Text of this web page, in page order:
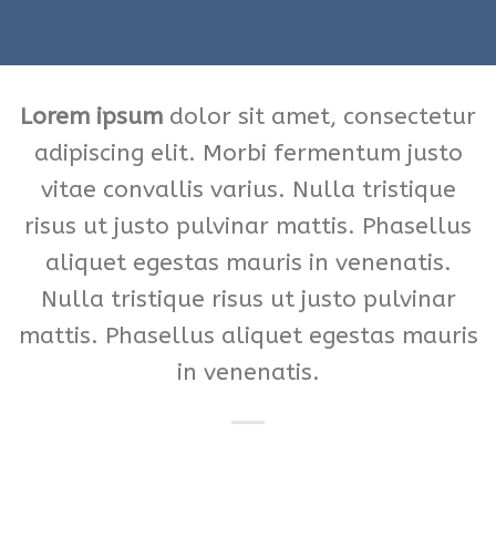
Lorem ipsum dolor sit amet, consectetur
adipiscing elit. Morbi fermentum justo
vitae convallis varius. Nulla tristique
risus ut justo pulvinar mattis. Phasellus
aliquet egestas mauris in venenatis.
Nulla tristique risus ut justo pulvinar
mattis. Phasellus aliquet egestas mauris
in venenatis.